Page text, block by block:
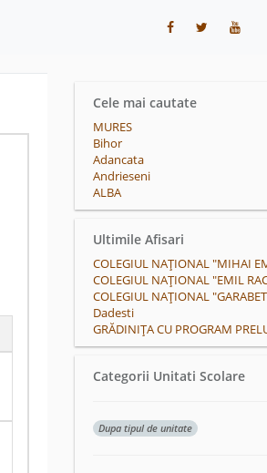
Cele mai cautate
MURES
Bihor
Adancata
Andrieseni
ALBA
Ultimile Afisari
COLEGIUL NAȚIONAL "MIHAI
COLEGIUL NAȚIONAL "EMIL
COLEGIUL NAȚIONAL
Dadesti
GRĂDINIȚA CU PROGRAM
Categorii Unitati Scolare
Dupa tipul de unitate